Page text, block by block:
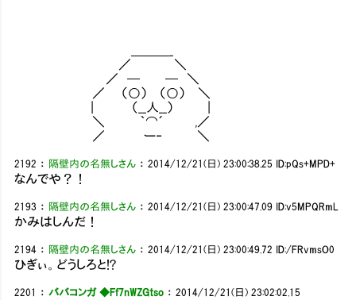
／ ＼
／ ─ ─ ＼
／ （○） （○） ＼
| （__人__） |
＼ ｀⌒´ ,／
／ ー‐ ＼
2192 ： 隔壁内の名無しさん ：2014/12/21(日) 23:00:38.25 ID:pQs+MPD+
なんでや？！
2193 ： 隔壁内の名無しさん ：2014/12/21(日) 23:00:47.09 ID:v5MPQRmL
かみはしんだ！
2194 ： 隔壁内の名無しさん ：2014/12/21(日) 23:00:49.72 ID:/FRvmsO0
ひぎぃ。どうしろと!?
2201 ： ババコンガ ◆Ff7nWZGtso ：2014/12/21(日) 23:02:02.15